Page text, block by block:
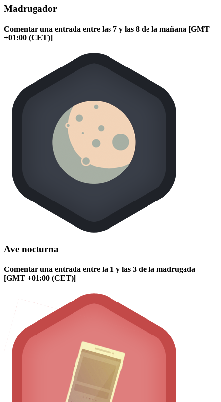
Madrugador
Comentar una entrada entre las 7 y las 8 de la mañana [GMT
+01:00 (CET)]
Ave nocturna
Comentar una entrada entre la 1 y las 3 de la madrugada
[GMT +01:00 (CET)]